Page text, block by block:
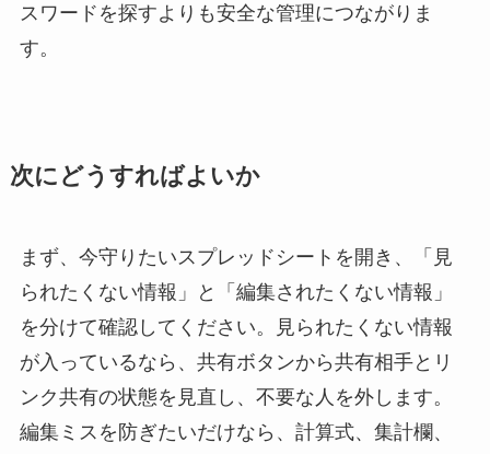
スワードを探すよりも安全な管理につながりま
す。
次にどうすればよいか
まず、今守りたいスプレッドシートを開き、「見
られたくない情報」と「編集されたくない情報」
を分けて確認してください。見られたくない情報
が入っているなら、共有ボタンから共有相手とリ
ンク共有の状態を見直し、不要な人を外します。
編集ミスを防ぎたいだけなら、計算式、集計欄、